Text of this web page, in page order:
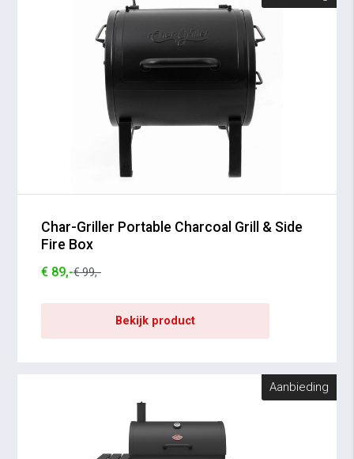
Char-Griller Portable Charcoal Grill & Side
Fire Box
€ 89,-€ 99,-
Bekijk product
Aanbieding